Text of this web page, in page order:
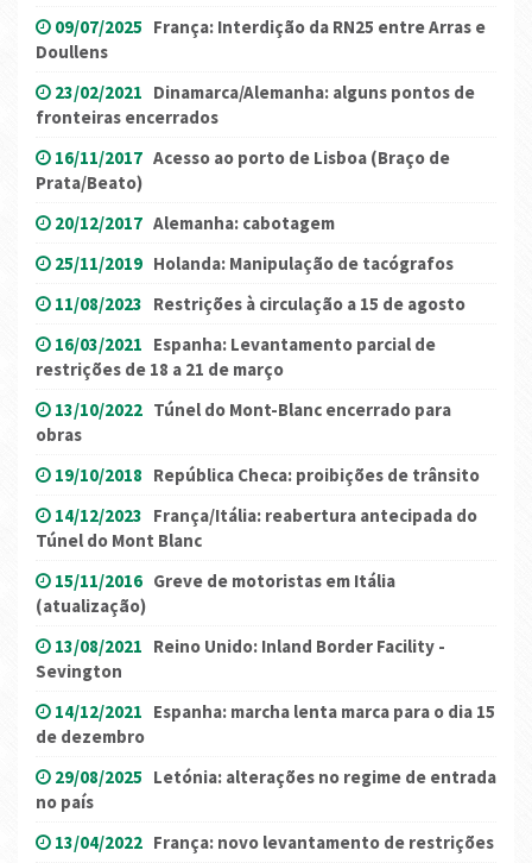
09/07/2025 França: Interdição da RN25 entre Arras e
Doullens
23/02/2021 Dinamarca/Alemanha: alguns pontos de
fronteiras encerrados
16/11/2017 Acesso ao porto de Lisboa (Braço de
Prata/Beato)
20/12/2017 Alemanha: cabotagem
25/11/2019 Holanda: Manipulação de tacógrafos
11/08/2023 Restrições à circulação a 15 de agosto
16/03/2021 Espanha: Levantamento parcial de
restrições de 18 a 21 de março
13/10/2022 Túnel do Mont-Blanc encerrado para
obras
19/10/2018 República Checa: proibições de trânsito
14/12/2023 França/Itália: reabertura antecipada do
Túnel do Mont Blanc
15/11/2016 Greve de motoristas em Itália
(atualização)
13/08/2021 Reino Unido: Inland Border Facility -
Sevington
14/12/2021 Espanha: marcha lenta marca para o dia 15
de dezembro
29/08/2025 Letónia: alterações no regime de entrada
no país
13/04/2022 França: novo levantamento de restrições